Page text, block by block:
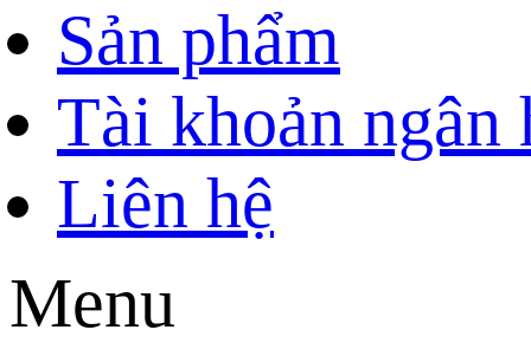
Sản phẩm
Tài khoản ngân
Liên hệ
Menu